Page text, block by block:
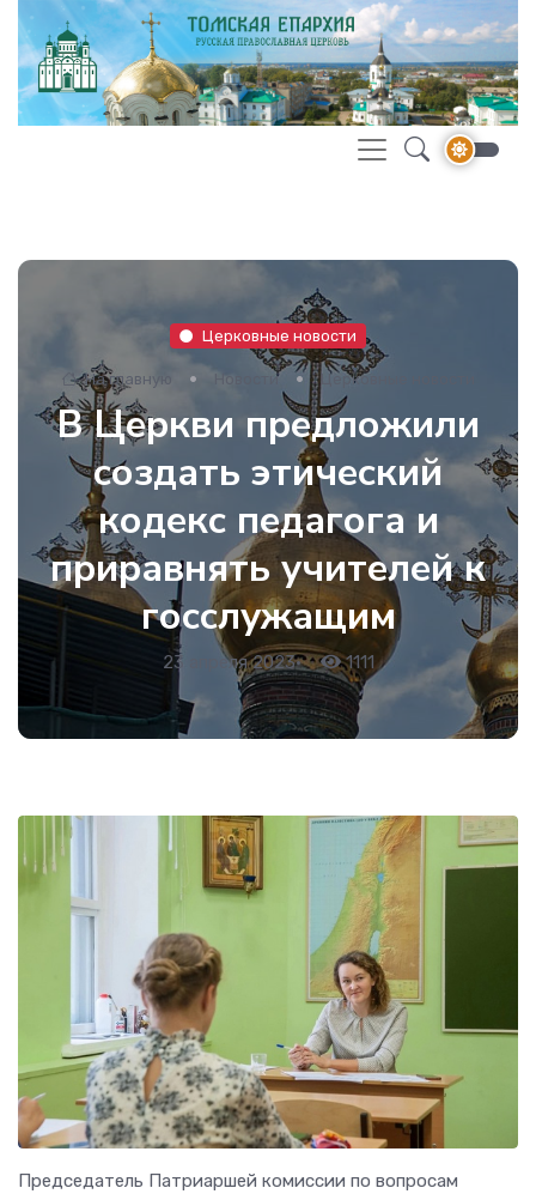
Церковные новости
На главную Новости Церковные новости
В Церкви предложили
создать этический
кодекс педагога и
приравнять учителей к
госслужащим
23 апреля 2023• 1111
Председатель Патриаршей комиссии по вопросам